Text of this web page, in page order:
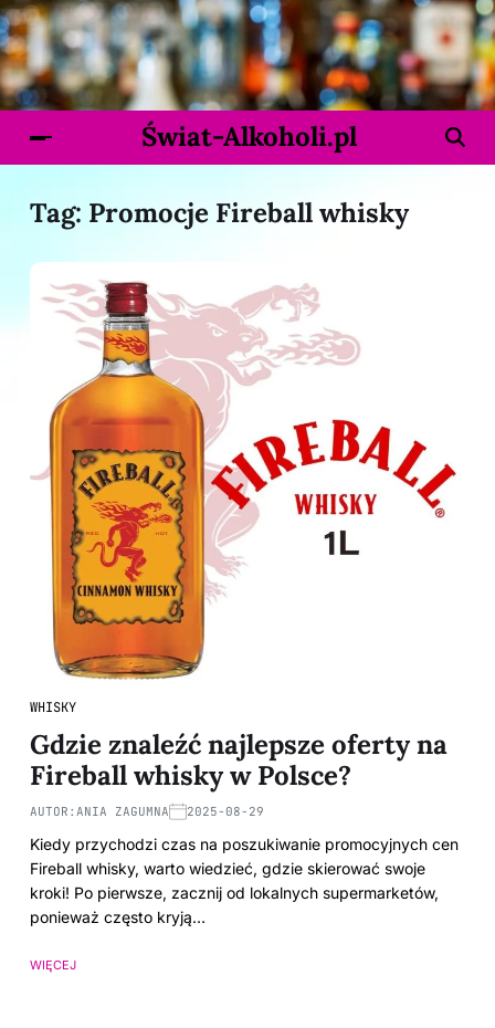
Świat-Alkoholi.pl
Tag: Promocje Fireball whisky
WHISKY
Gdzie znaleźć najlepsze oferty na
Fireball whisky w Polsce?
AUTOR: ANIA ZAGUMNA 2025-08-29
Kiedy przychodzi czas na poszukiwanie promocyjnych cen
Fireball whisky, warto wiedzieć, gdzie skierować swoje
kroki! Po pierwsze, zacznij od lokalnych supermarketów,
ponieważ często kryją…
WIĘCEJ